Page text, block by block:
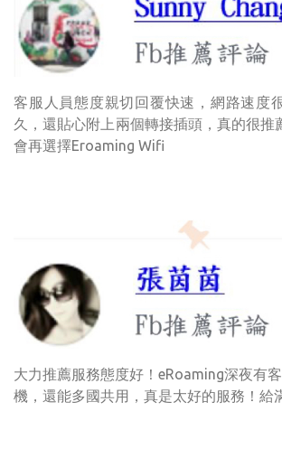
客服人員態度親切回覆快速，網路速度
久，還貼心附上兩個轉接插頭，真的很推
會再選擇Eroaming Wifi
大力推薦服務態度好！eRoaming深夜有
機，還能多國共用，真是太好的服務！給